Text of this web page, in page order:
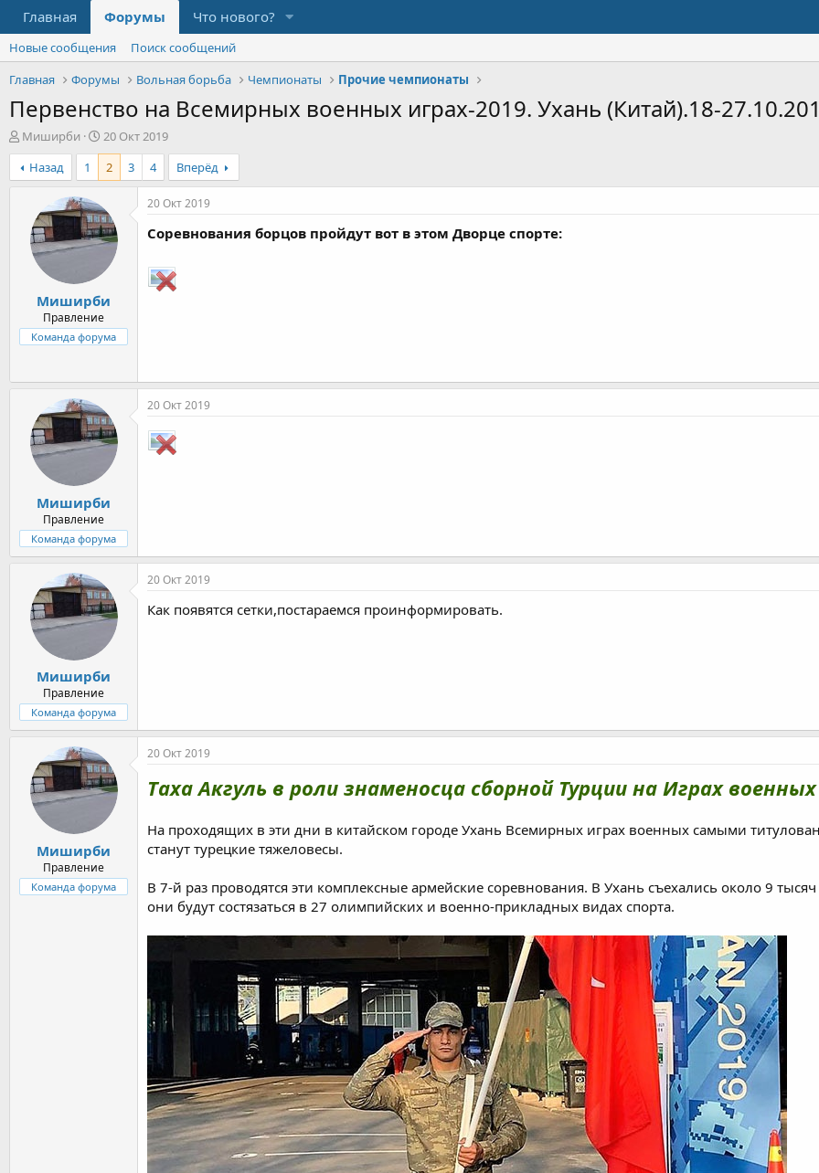
Главная Форумы Что нового?
Новые сообщения
Поиск сообщений
Главная
Форумы Вольная борьба Чемпионаты Прочие чемпионаты
Первенство на Всемирных военных играх-2019. Ухань (Китай).18-
А
в
т
о
Миширби
Д
а
т
а
а
ч
а
л
20 Окт 2019
Назад
1 2 3 4 Вперёд
Миширби
Правление
Команда форума
20 Окт 2019
Соревнования борцов пройдут вот в этом Дворце спорте:
Миширби
Правление
Команда форума
20 Окт 2019
Миширби
Правление
Команда форума
20 Окт 2019
Как появятся сетки,постараемся проинформировать.
Миширби
Правление
Команда форума
20 Окт 2019
Таха Акгуль в роли знаменосца сборной Турции на Играх военных
На проходящих в эти дни в китайском городе Ухань Всемирных играх военных самыми
станут турецкие тяжеловесы.
В 7-й раз проводятся эти комплексные армейские соревнования. В Ухань съехались около 9
они будут состязаться в 27 олимпийских и военно-прикладных видах спорта.